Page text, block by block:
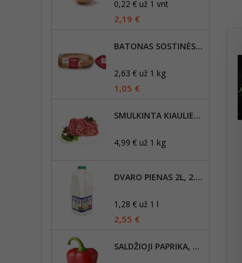
0,22 € už 1 vnt
2,19 €
BATONAS SOSTINĖS, 400G
2,63 € už 1 kg
1,05 €
SMULKINTA KIAULIENOS MENTĖ, RIEBUMAS IKI 20%
4,99 € už 1 kg
DVARO PIENAS 2L, 2.5% RIEBUMO
1,28 € už 1 l
2,55 €
SALDŽIOJI PAPRIKA, RAUDONA